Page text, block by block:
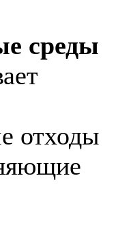
среды
отходы